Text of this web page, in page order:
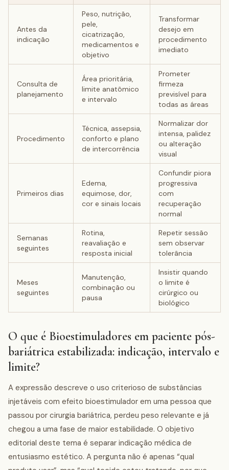
Antes da
indicação
Peso, nutrição,
pele,
cicatrização,
medicamentos e
objetivo
Transformar
desejo em
procedimento
imediato
Consulta de
planejamento
Área prioritária,
limite anatômico
e intervalo
Prometer
firmeza
previsível para
todas as áreas
Procedimento
Técnica, assepsia,
conforto e plano
de intercorrência
Normalizar dor
intensa, palidez
ou alteração
visual
Primeiros dias
Edema,
equimose, dor,
cor e sinais locais
Confundir piora
progressiva
com
recuperação
normal
Semanas
seguintes
Rotina,
reavaliação e
resposta inicial
Repetir sessão
sem observar
tolerância
Meses
seguintes
Manutenção,
combinação ou
pausa
Insistir quando
o limite é
cirúrgico ou
biológico
O que é Bioestimuladores em paciente pós-
bariátrica estabilizada: indicação, intervalo e
limite?
A expressão descreve o uso criterioso de substâncias
injetáveis com efeito bioestimulador em uma pessoa que
passou por cirurgia bariátrica, perdeu peso relevante e já
chegou a uma fase de maior estabilidade. O objetivo
editorial deste tema é separar indicação médica de
entusiasmo estético. A pergunta não é apenas “qual